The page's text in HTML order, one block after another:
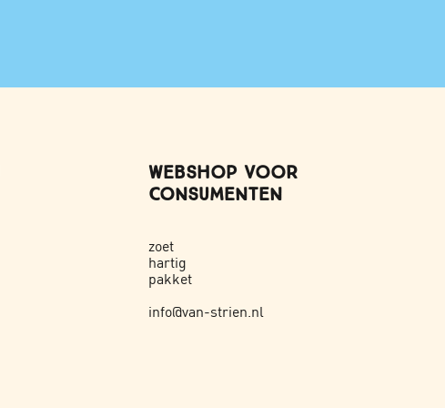
WEBSHOP VOOR
CONSUMENTEN
zoet
hartig
pakket
info@van-strien.nl